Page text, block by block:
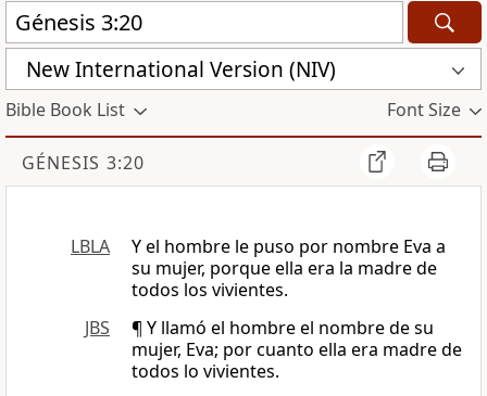
New International Version (NIV)
Bible Book List Font Size
GÉNESIS 3:20
LBLA
Y el hombre le puso por nombre Eva a
su mujer, porque ella era la madre de
todos los vivientes.
JBS
¶ Y llamó el hombre el nombre de su
mujer, Eva; por cuanto ella era madre de
todos lo vivientes.